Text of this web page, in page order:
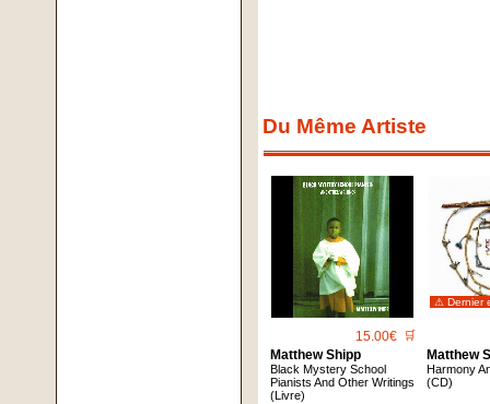
Du Même Artiste
15.00€ 🛒
Matthew Shipp
Black Mystery School
Pianists And Other Writings
(Livre)
⚠ Dernier
Matthew
Harmony
(CD)